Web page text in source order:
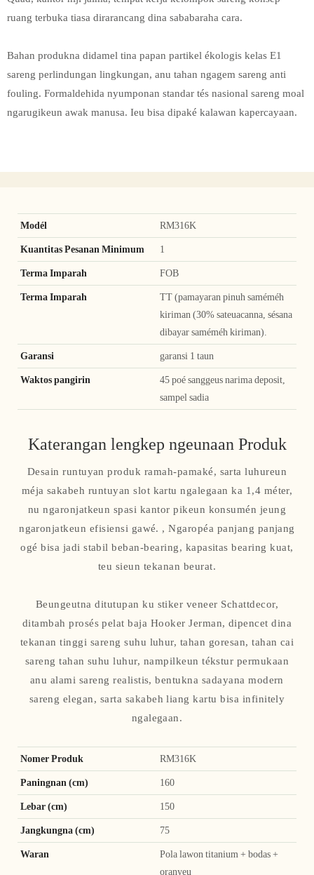
ruang terbuka tiasa dirarancang dina sababaraha cara.
Bahan produkna didamel tina papan partikel ékologis kelas E1
sareng perlindungan lingkungan, anu tahan ngagem sareng anti
fouling. Formaldehida nyumponan standar tés nasional sareng moal
ngarugikeun awak manusa. Ieu bisa dipaké kalawan kapercayaan.
Modél RM316K
Kuantitas Pesanan Minimum 1
Terma Imparah FOB
Terma Imparah
TT (pamayaran pinuh saméméh
kiriman (30% sateuacanna, sésana
dibayar saméméh kiriman).
Garansi garansi 1 taun
Waktos pangirin
45 poé sanggeus narima deposit,
sampel sadia
Katerangan lengkep ngeunaan Produk
Desain runtuyan produk ramah-pamaké, sarta luhureun
méja sakabeh runtuyan slot kartu ngalegaan ka 1,4 méter,
nu ngaronjatkeun spasi kantor pikeun konsumén jeung
ngaronjatkeun efisiensi gawé. , Ngaropéa panjang panjang
ogé bisa jadi stabil beban-bearing, kapasitas bearing kuat,
teu sieun tekanan beurat.
Beungeutna ditutupan ku stiker veneer Schattdecor,
ditambah prosés pelat baja Hooker Jerman, dipencet dina
tekanan tinggi sareng suhu luhur, tahan goresan, tahan cai
sareng tahan suhu luhur, nampilkeun tékstur permukaan
anu alami sareng realistis, bentukna sadayana modern
sareng elegan, sarta sakabeh liang kartu bisa infinitely
ngalegaan.
Nomer Produk RM316K
Paningnan (cm) 160
Lebar (cm) 150
Jangkungna (cm) 75
Waran
Pola lawon titanium + bodas +
oranyeu